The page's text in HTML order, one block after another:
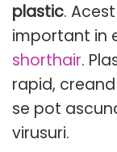
plastic.
important in
shorthair.
rapid,
se pot
virusuri.